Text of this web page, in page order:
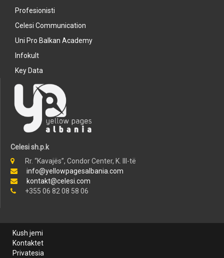
Profesionisti
Celesi Communication
Uni Pro Balkan Academy
Infokult
Key Data
Celesi sh.p.k
Rr. “Kavajës”, Condor Center, K. III-të
info@yellowpagesalbania.com
kontakt@celesi.com
+355 06 82 08 58 06
Kush jemi
Kontaktet
Privatesia